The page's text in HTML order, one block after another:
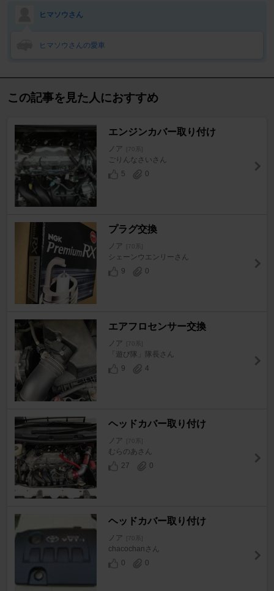
ヒマソウさん
ヒマソウさんの愛車
この記事を見た人におすすめ
エンジンカバー取り付け
ノア [70系]
ごりんなさいさん
5
0
プラグ交換
ノア [70系]
シェーンウエンリーさん
9
0
エアフロセンサー交換
ノア [70系]
「遊び隊」隊長さん
9
4
ヘッドカバー取り付け
ノア [70系]
むらのあさん
27
0
ヘッドカバー取り付け
ノア [70系]
chacochanさん
0
0